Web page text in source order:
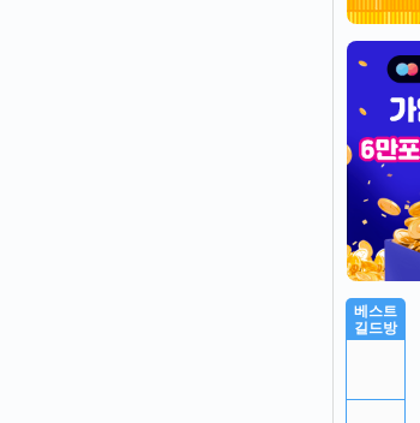
베스트
길드방